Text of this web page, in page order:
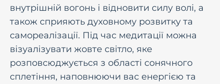
внутрішній вогонь і відновити силу волі, а
також сприяють духовному розвитку та
самореалізації. Під час медитації можна
візуалізувати жовте світло, яке
розповсюджується з області сонячного
сплетіння, наповнюючи вас енергією та